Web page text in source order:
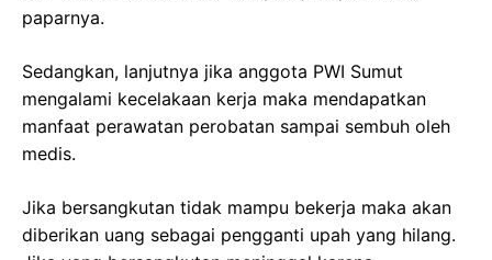
paparnya.
Sedangkan, lanjutnya jika anggota PWI Sumut
mengalami kecelakaan kerja maka mendapatkan
manfaat perawatan perobatan sampai sembuh oleh
medis.
Jika bersangkutan tidak mampu bekerja maka akan
diberikan uang sebagai pengganti upah yang hilang.